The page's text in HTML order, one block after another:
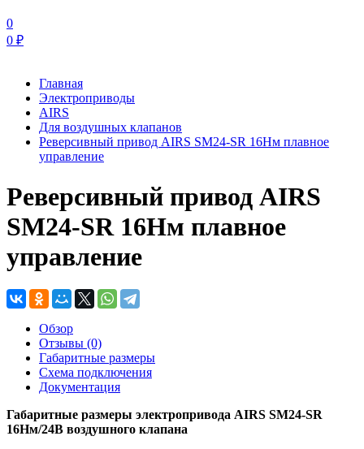
0
0 ₽
Главная
Электроприводы
AIRS
Для воздушных клапанов
Реверсивный привод AIRS SM24-SR 16Нм плавное
управление
Реверсивный привод AIRS
SM24-SR 16Нм плавное
управление
Обзор
Отзывы (0)
Габаритные размеры
Схема подключения
Документация
Габаритные размеры электропривода AIRS SM24-SR
16Нм/24В воздушного клапана